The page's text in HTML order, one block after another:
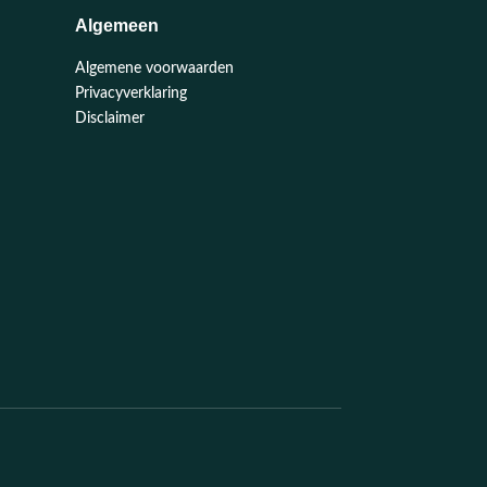
Algemeen
Algemene voorwaarden
Privacyverklaring
Disclaimer